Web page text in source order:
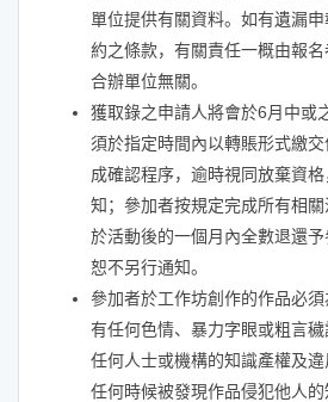
單位提供有關資料。如有遺漏
約之條款，有關責任一概由報
合辦單位無關。
獲取錄之申請人將會於6月中或
須於指定時間內以轉賬形式繳
成確認程序，逾時視同放棄資
知；參加者按規定完成所有相
於活動後的一個月內全數退還
恕不另行通知。
參加者於工作坊創作的作品必
有任何色情、暴力字眼或粗言
任何人士或機構的知識產權及
任何時候被發現作品侵犯他人